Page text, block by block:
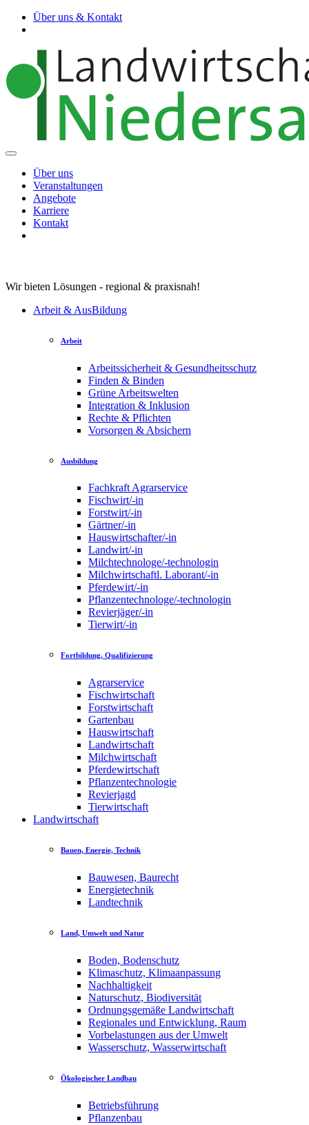
Über uns & Kontakt
Über uns
Veranstaltungen
Angebote
Karriere
Kontakt
Wir bieten Lösungen - regional & praxisnah!
Arbeit & AusBildung
Arbeit
Arbeitssicherheit & Gesundheitsschutz
Finden & Binden
Grüne Arbeitswelten
Integration & Inklusion
Rechte & Pflichten
Vorsorgen & Absichern
Ausbildung
Fachkraft Agrarservice
Fischwirt/-in
Forstwirt/-in
Gärtner/-in
Hauswirtschafter/-in
Landwirt/-in
Milchtechnologe/-technologin
Milchwirtschaftl. Laborant/-in
Pferdewirt/-in
Pflanzentechnologe/-technologin
Revierjäger/-in
Tierwirt/-in
Fortbildung, Qualifizierung
Agrarservice
Fischwirtschaft
Forstwirtschaft
Gartenbau
Hauswirtschaft
Landwirtschaft
Milchwirtschaft
Pferdewirtschaft
Pflanzentechnologie
Revierjagd
Tierwirtschaft
Landwirtschaft
Bauen, Energie, Technik
Bauwesen, Baurecht
Energietechnik
Landtechnik
Land, Umwelt und Natur
Boden, Bodenschutz
Klimaschutz, Klimaanpassung
Nachhaltigkeit
Naturschutz, Biodiversität
Ordnungsgemäße Landwirtschaft
Regionales und Entwicklung, Raum
Vorbelastungen aus der Umwelt
Wasserschutz, Wasserwirtschaft
Ökologischer Landbau
Betriebsführung
Pflanzenbau